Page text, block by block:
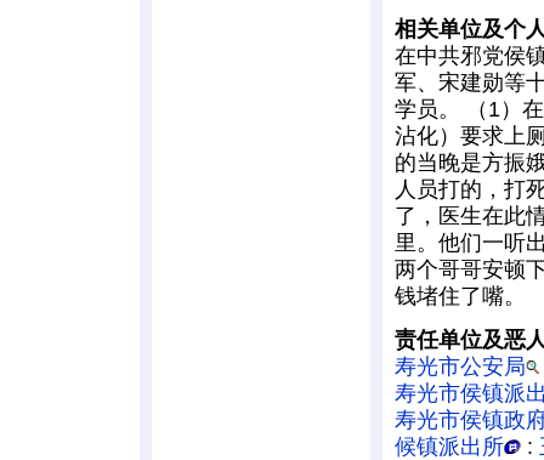
相关单位及个
在中共邪党侯
军、宋建勋等
学员。 （1）
沾化）要求上
的当晚是方振
人员打的，打
了，医生在此
里。他们一听
两个哥哥安顿
钱堵住了嘴。
责任单位及恶
寿光市公安局
寿光市侯镇派
寿光市侯镇政
候镇派出所
: